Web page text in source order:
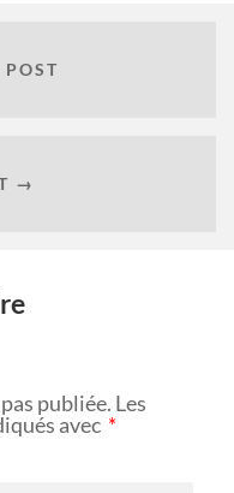
→
publiée. Les
avec *